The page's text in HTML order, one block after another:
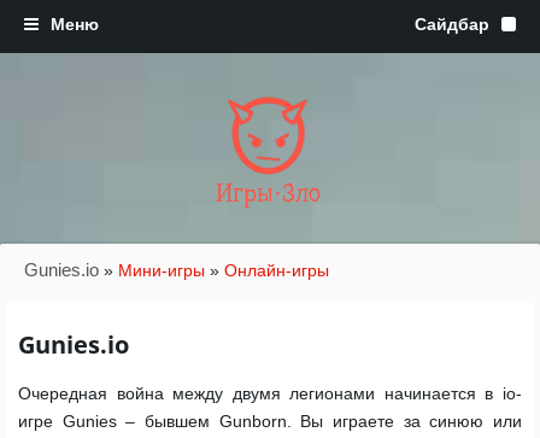
Игры·Зло
Gunies.io » Мини-игры » Онлайн-игры
Gunies.io
Очередная война между двумя легионами начинается в io-
игре Gunies – бывшем Gunborn. Вы играете за синюю или